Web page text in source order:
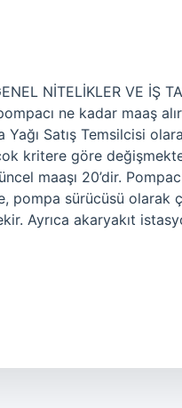
NİTELİKLER VE İŞ
ne kadar maaş
Satış Temsilcisi
kritere göre
maaşı 20’dir.
pompa sürücüsü olarak
Ayrıca akaryakıt